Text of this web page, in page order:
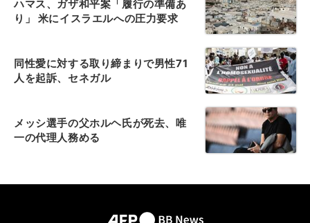
ハマス、ガザ和平案「履行の準備あ
り」 米にイスラエルへの圧力要求
同性愛に対する取り締まりで男性71
人を起訴、セネガル
メッシ選手の父ホルヘ氏が死去、唯
一の代理人務める